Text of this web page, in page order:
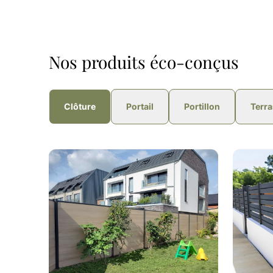
Nos produits éco-conçus
Clôture Portail Portillon